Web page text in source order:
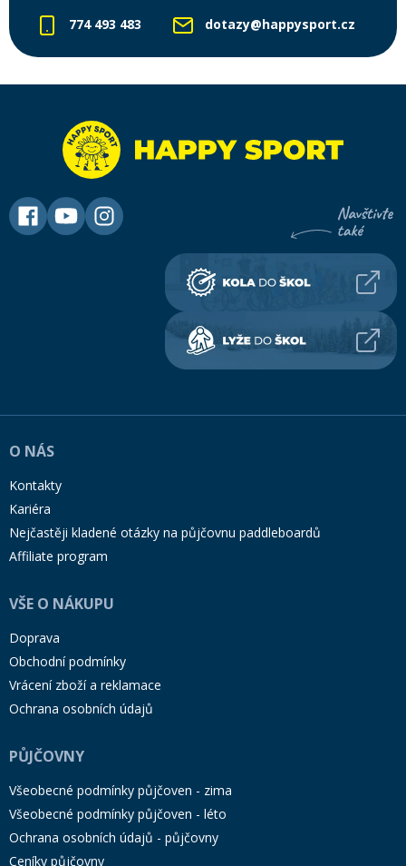
774 493 483 dotazy@happysport.cz
O NÁS
Kontakty
Kariéra
Nejčastěji kladené otázky na půjčovnu paddleboardů
Affiliate program
VŠE O NÁKUPU
Doprava
Obchodní podmínky
Vrácení zboží a reklamace
Ochrana osobních údajů
PŮJČOVNY
Všeobecné podmínky půjčoven - zima
Všeobecné podmínky půjčoven - léto
Ochrana osobních údajů - půjčovny
Ceníky půjčovny